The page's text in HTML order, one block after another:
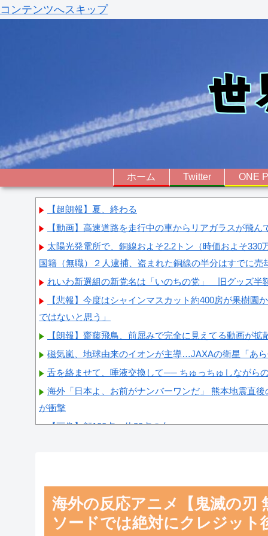
コンテンツへスキップ
ホーム Twitter ONE
【超朗報】夏、終わる
【動画】高速道路を走行中の車からリアガラスが飛ん
太陽光発電所で、銅線およそ2.2トン（時価およそ330
国籍（無職）２人逮捕、盗まれた銅線の半分はすでに
れいわ新選組の新党名は「いのちの党」 旧グッズ
【悲報】今度はシャインマスカット約400房が果樹園
ではないと思う」
【朗報】齋藤飛鳥、前屈みで完全に見えてる動画が
磁気嵐、地球由来のイオンが主導…JAXAの衛星「あ
舌を絡ませて、唾液交換して── ちゅっちゅしながら
海外「日本よ、お前がナンバーワンだ」 熊本地震直
が衝撃
【画像】顔100点、体30点の女ｗｗｗ
Powered by livedoor 相互RSS
海外の反応アニメ【鬼滅の刃
ソードでは絶対にクレジッ